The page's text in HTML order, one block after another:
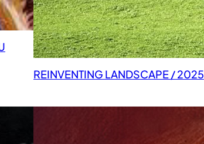
REINVENTING LANDSCAPE / 2025